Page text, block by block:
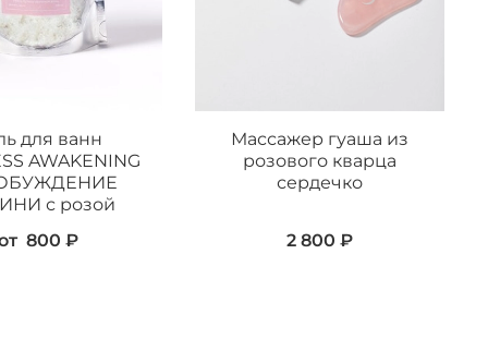
для ванн
AWAKENING
с розой
800 ₽
Массажер гуаша из
розового кварца
сердечко
2 800 ₽